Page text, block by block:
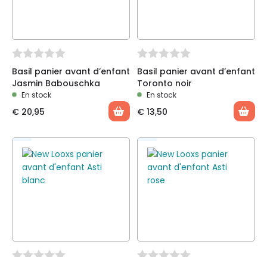
Basil panier avant d’enfant
Jasmin Babouschka
En stock
€ 20,95
Basil panier avant d’enfant
Toronto noir
En stock
€ 13,50